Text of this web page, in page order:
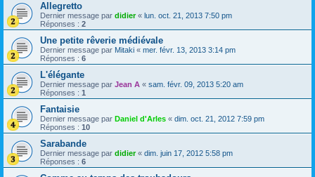
Allegretto
Dernier message par didier« lun. oct. 21, 2013 7:50 pm
Réponses : 2
Une petite rêverie médiévale
Dernier message par Mitaki « mer. févr. 13, 2013 3:14 pm
Réponses : 6
L'élégante
Dernier message par Jean A « sam. févr. 09, 2013 5:20 am
Réponses : 1
Fantaisie
Dernier message par Daniel d'Arles « dim. oct. 21, 2012 7:59 pm
Réponses : 10
Sarabande
Dernier message par didier« dim. juin 17, 2012 5:58 pm
Réponses : 6